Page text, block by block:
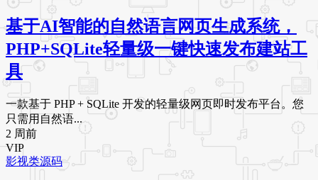
基于AI智能的自然语言网页生成系统，
PHP+SQLite轻量级一键快速发布建站工
具
一款基于 PHP + SQLite 开发的轻量级网页即时发布平台。您
只需用自然语...
2 周前
VIP
影视类源码